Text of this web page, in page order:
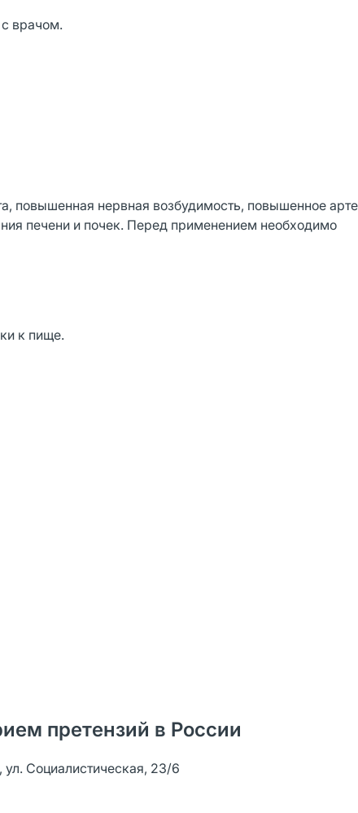
врачом.
повышенная нервная возбудимость, повышенное
печени и почек. Перед применением необходимо
к пище.
претензий в России
Социалистическая, 23/6